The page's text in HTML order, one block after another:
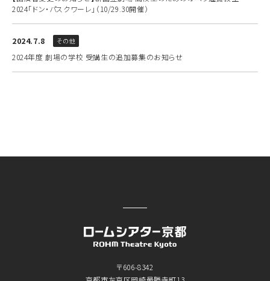
2024「ドン・パスクワーレ」（10/29.30開催）
2024.7.8 その他
2024年度 劇場の学校 受講生の追加募集のお知らせ
〒606-8342